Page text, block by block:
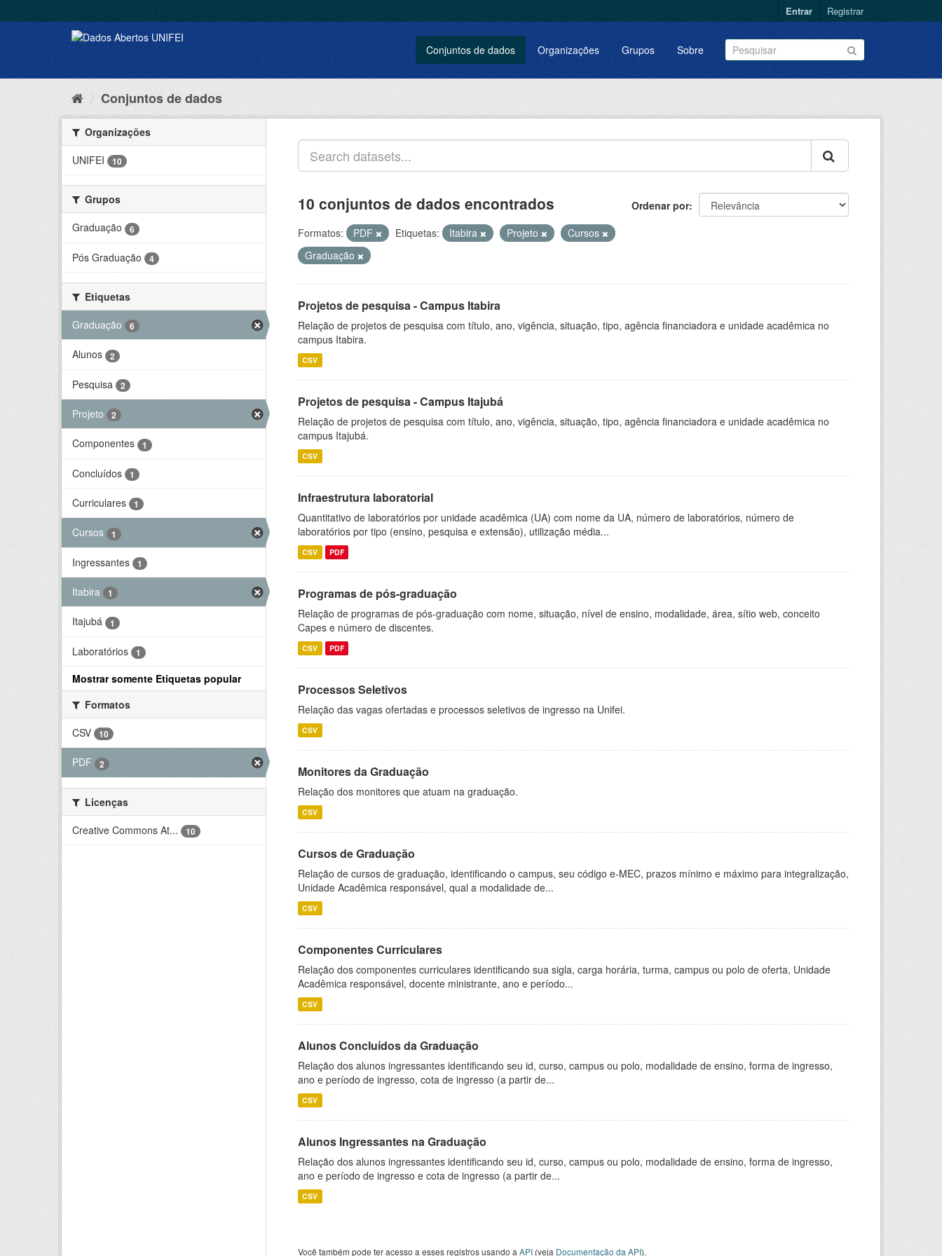
Entrar Registrar
Conjuntos de dados Organizações Grupos Sobre
Conjuntos de dados
Organizações
UNIFEI
10
Grupos
Graduação
6
Pós Graduação 4
Etiquetas
Graduação
6
Alunos 2
Pesquisa 2
Projeto 2
Componentes 1
Concluídos 1
Curriculares 1
Cursos 1
Ingressantes 1
Itabira 1
Itajubá 1
Laboratórios 1
Mostrar somente Etiquetas popular
Formatos
CSV
10
PDF 2
Licenças
Creative Commons At...
10
Ordenar por
10 conjuntos de dados encontrados
Formatos: PDF Etiquetas: Itabira Projeto
Cursos
Graduação
Projetos de pesquisa - Campus Itabira
Relação de projetos de pesquisa com título, ano, vigência, situação, tipo, agência financiadora e unidade acadêmica no
campus Itabira.
CSV
Projetos de pesquisa - Campus Itajubá
Relação de projetos de pesquisa com título, ano, vigência, situação, tipo, agência financiadora e unidade acadêmica no
campus Itajubá.
CSV
Infraestrutura laboratorial
Quantitativo de laboratórios por unidade acadêmica (UA) com nome da UA, número de laboratórios, número de
laboratórios por tipo (ensino, pesquisa e extensão), utilização média...
CSV PDF
Programas de pós-graduação
Relação de programas de pós-graduação com nome, situação, nível de ensino, modalidade, área, sítio web, conceito
Capes e número de discentes.
CSV PDF
Processos Seletivos
Relação das vagas ofertadas e processos seletivos de ingresso na Unifei.
CSV
Monitores da Graduação
Relação dos monitores que atuam na graduação.
CSV
Cursos de Graduação
Relação de cursos de graduação, identificando o campus, seu código e-MEC, prazos mínimo e máximo para integralização,
Unidade Acadêmica responsável, qual a modalidade de...
CSV
Componentes Curriculares
Relação dos componentes curriculares identificando sua sigla, carga horária, turma, campus ou polo de oferta, Unidade
Acadêmica responsável, docente ministrante, ano e período...
CSV
Alunos Concluídos da Graduação
Relação dos alunos ingressantes identificando seu id, curso, campus ou polo, modalidade de ensino, forma de ingresso,
ano e período de ingresso, cota de ingresso (a partir de...
CSV
Alunos Ingressantes na Graduação
Relação dos alunos ingressantes identificando seu id, curso, campus ou polo, modalidade de ensino, forma de ingresso,
ano e período de ingresso e cota de ingresso (a partir de...
CSV
Você também pode ter acesso a esses registros usando a API (veja Documentação da API).